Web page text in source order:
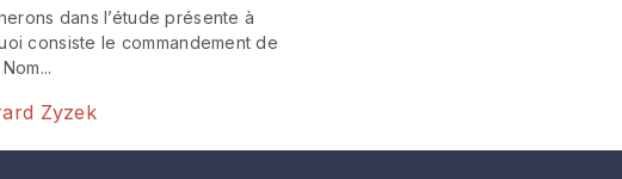
dans l’étude présente à
consiste le commandement de
Zyzek